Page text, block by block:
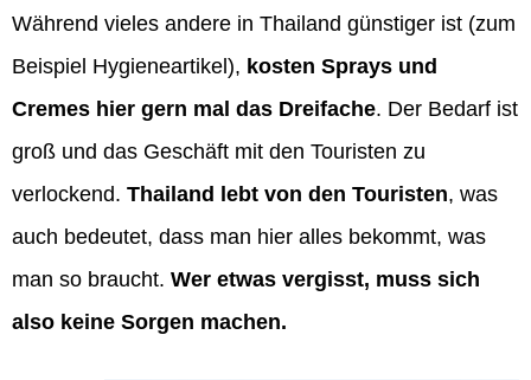
Während vieles andere in Thailand günstiger ist (zum
Beispiel Hygieneartikel), kosten Sprays und
Cremes hier gern mal das Dreifache. Der Bedarf ist
groß und das Geschäft mit den Touristen zu
verlockend. Thailand lebt von den Touristen, was
auch bedeutet, dass man hier alles bekommt, was
man so braucht. Wer etwas vergisst, muss sich
also keine Sorgen machen.